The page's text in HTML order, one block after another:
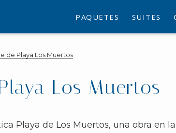
PAQUETES SUITES
de Playa Los Muertos
Los Muertos
Playa de Los Muertos, una obra en la